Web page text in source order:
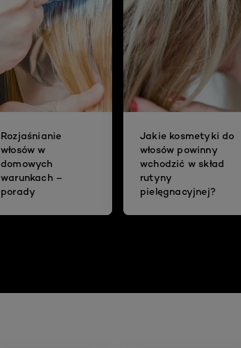
Rozjaśnianie
włosów w
domowych
warunkach –
porady
Jakie kosmetyki do
włosów powinny
wchodzić w skład
rutyny
pielęgnacyjnej?